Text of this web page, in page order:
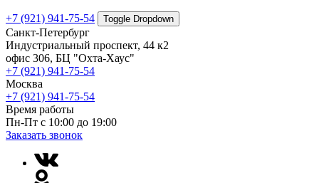
+7 (921) 941-75-54 Toggle Dropdown
Санкт-Петербург
Индустриальный проспект, 44 к2
офис 306, БЦ "Охта-Хаус"
+7 (921) 941-75-54
Москва
+7 (921) 941-75-54
Время работы
Пн-Пт с 10:00 до 19:00
Заказать звонок